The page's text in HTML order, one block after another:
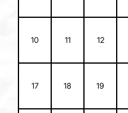
10 11 12
17 18 19